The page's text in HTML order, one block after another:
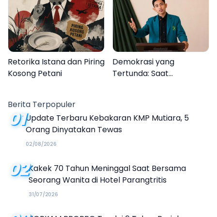
Semarak Festival
Kalender Event 2026
Retorika Istana dan Piring
Kosong Petani
Demokrasi yang
Tertunda: Saat
Berita Terpopuler
01Update Terbaru Kebakaran KMP Mutiara, 5
Orang Dinyatakan Tewas
02/08/2026
02Kakek 70 Tahun Meninggal Saat Bersama
Seorang Wanita di Hotel Parangtritis
31/07/2026